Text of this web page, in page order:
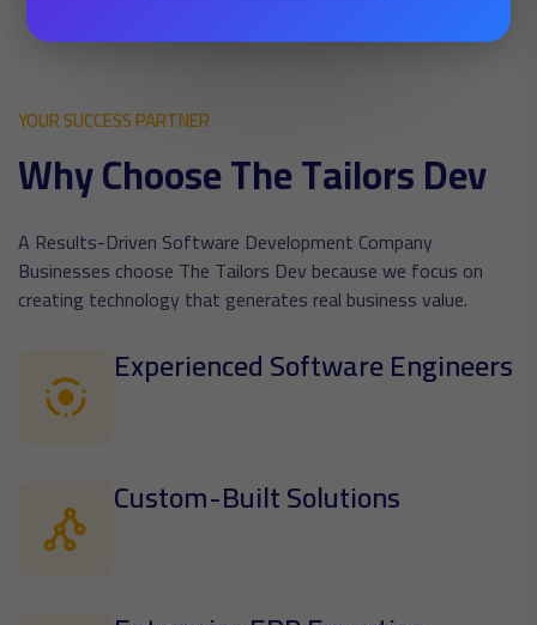
YOUR SUCCESS PARTNER
WhyChooseTheTailorsDev
A Results-Driven Software Development Company
Businesses choose The Tailors Dev because we focus on
creating technology that generates real business value.
Experienced Software Engineers
Custom-Built Solutions